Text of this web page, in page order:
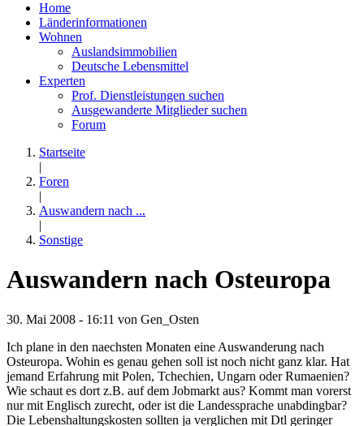
Home
Länderinformationen
Wohnen
Auslandsimmobilien
Deutsche Lebensmittel
Experten
Prof. Dienstleistungen suchen
Ausgewanderte Mitglieder suchen
Forum
Startseite
|
Foren
|
Auswandern nach ...
|
Sonstige
Auswandern nach Osteuropa
30. Mai 2008 - 16:11 von Gen_Osten
Ich plane in den naechsten Monaten eine Auswanderung nach
Osteuropa. Wohin es genau gehen soll ist noch nicht ganz klar. Hat
jemand Erfahrung mit Polen, Tchechien, Ungarn oder Rumaenien?
Wie schaut es dort z.B. auf dem Jobmarkt aus? Kommt man vorerst
nur mit Englisch zurecht, oder ist die Landessprache unabdingbar?
Die Lebenshaltungskosten sollten ja verglichen mit Dtl geringer